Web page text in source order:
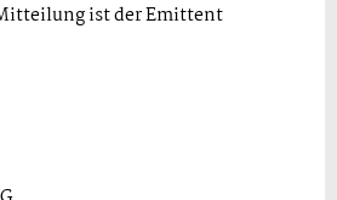
ist der Emittent